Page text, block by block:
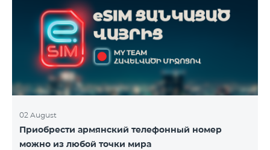
02 August
Приобрести армянский телефонный номер
можно из любой точки мира